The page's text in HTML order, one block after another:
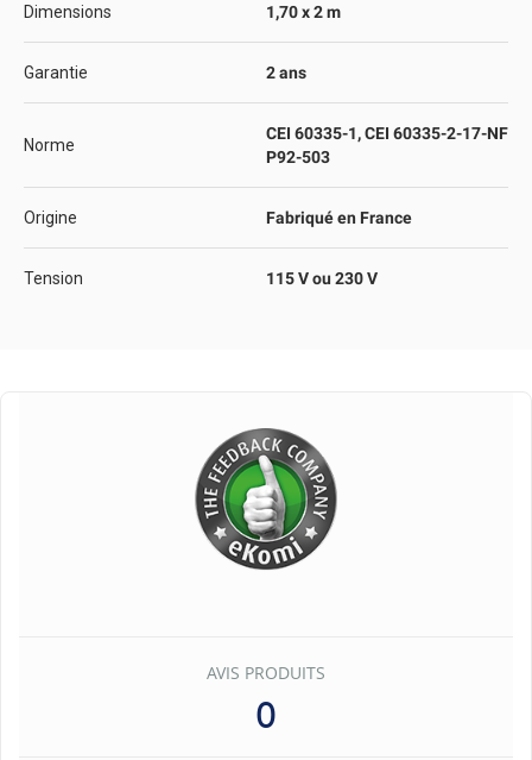
Dimensions 1,70 x 2 m
Garantie 2 ans
Norme
CEI 60335-1, CEI 60335-2-17-NF
P92-503
Origine Fabriqué en France
Tension 115 V ou 230 V
AVIS PRODUITS
0